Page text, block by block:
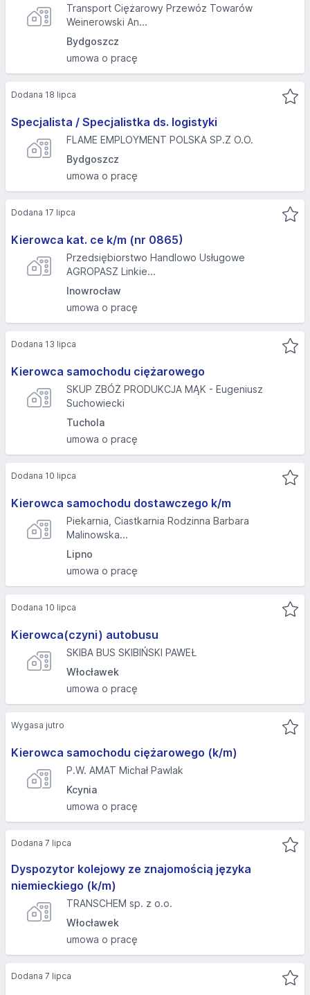
Transport Ciężarowy Przewóz Towarów
Weinerowski An...
Bydgoszcz
umowa o pracę
Specjalista / Specjalistka ds. logistyki
FLAME EMPLOYMENT POLSKA SP.Z O.O.
Bydgoszcz
umowa o pracę
Dodana 18 lipca
Kierowca kat. ce k/m (nr 0865)
Przedsiębiorstwo Handlowo Usługowe
AGROPASZ Linkie...
Inowrocław
umowa o pracę
Dodana 17 lipca
Kierowca samochodu ciężarowego
SKUP ZBÓŻ PRODUKCJA MĄK - Eugeniusz
Suchowiecki
Tuchola
umowa o pracę
Dodana 13 lipca
Kierowca samochodu dostawczego k/m
Piekarnia, Ciastkarnia Rodzinna Barbara
Malinowska...
Lipno
umowa o pracę
Dodana 10 lipca
Kierowca(czyni) autobusu
SKIBA BUS SKIBIŃSKI PAWEŁ
Włocławek
umowa o pracę
Dodana 10 lipca
Kierowca samochodu ciężarowego (k/m)
P.W. AMAT Michał Pawlak
Kcynia
umowa o pracę
Wygasa jutro
Dyspozytor kolejowy ze znajomością języka
niemieckiego (k/m)
TRANSCHEM sp. z o.o.
Włocławek
umowa o pracę
Dodana 7 lipca
Dodana 7 lipca